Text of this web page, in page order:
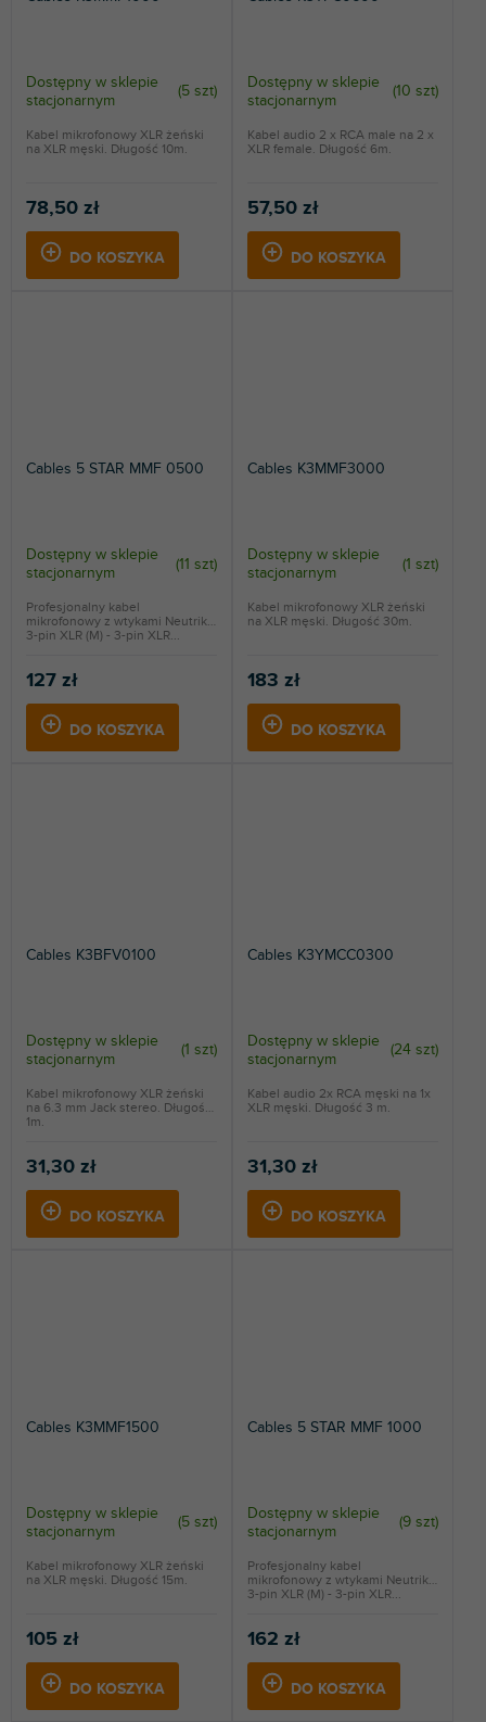
Dostępny w sklepie
stacjonarnym
(5 szt)
78,50 zł
DO KOSZYKA
Kabel mikrofonowy XLR żeński
na XLR męski. Długość 10m.
Dostępny w sklepie
stacjonarnym
(10 szt)
57,50 zł
DO KOSZYKA
Kabel audio 2 x RCA male na 2 x
XLR female. Długość 6m.
Cables 5 STAR MMF 0500
Dostępny w sklepie
stacjonarnym
(11 szt)
127 zł
DO KOSZYKA
Profesjonalny kabel
mikrofonowy z wtykami Neutrik.
3-pin XLR (M) - 3-pin XLR...
Cables K3MMF3000
Dostępny w sklepie
stacjonarnym
(1 szt)
183 zł
DO KOSZYKA
Kabel mikrofonowy XLR żeński
na XLR męski. Długość 30m.
Cables K3BFV0100
Dostępny w sklepie
stacjonarnym
(1 szt)
31,30 zł
DO KOSZYKA
Kabel mikrofonowy XLR żeński
na 6.3 mm Jack stereo. Długość
1m.
Cables K3YMCC0300
Dostępny w sklepie
stacjonarnym
(24 szt)
31,30 zł
DO KOSZYKA
Kabel audio 2x RCA męski na 1x
XLR męski. Długość 3 m.
Cables K3MMF1500
Dostępny w sklepie
stacjonarnym
(5 szt)
105 zł
DO KOSZYKA
Kabel mikrofonowy XLR żeński
na XLR męski. Długość 15m.
Cables 5 STAR MMF 1000
Dostępny w sklepie
stacjonarnym
(9 szt)
162 zł
DO KOSZYKA
Profesjonalny kabel
mikrofonowy z wtykami Neutrik.
3-pin XLR (M) - 3-pin XLR...